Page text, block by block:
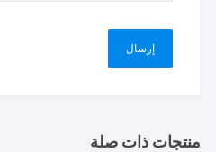
منتجات ذات صلة